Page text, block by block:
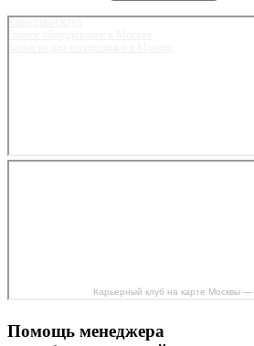
Карьерный клуб на карте Москвы
Помощь менеджера